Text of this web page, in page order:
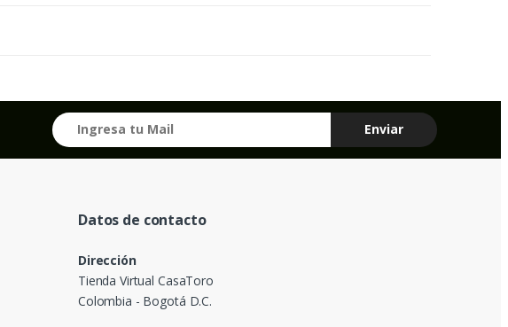
Datos de contacto
Dirección
Tienda Virtual CasaToro
Colombia - Bogotá D.C.